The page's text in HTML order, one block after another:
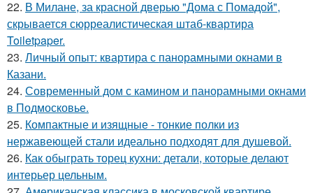
22. В Милане, за красной дверью "Дома с Помадой",
скрывается сюрреалистическая штаб-квартира
Toiletpaper.
23. Личный опыт: квартира с панорамными окнами в
Казани.
24. Современный дом с камином и панорамными окнами
в Подмосковье.
25. Компактные и изящные - тонкие полки из
нержавеющей стали идеально подходят для душевой.
26. Как обыграть торец кухни: детали, которые делают
интерьер цельным.